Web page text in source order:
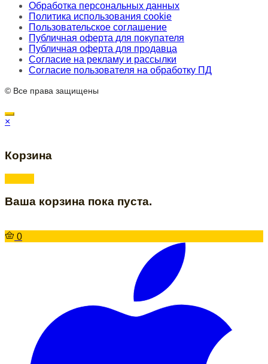
Обработка персональных данных
Политика использования cookie
Пользовательское соглашение
Публичная оферта для покупателя
Публичная оферта для продавца
Согласие на рекламу и рассылки
Согласие пользователя на обработку ПД
© Все права защищены
×
Корзина
Ваша корзина пока пуста.
0